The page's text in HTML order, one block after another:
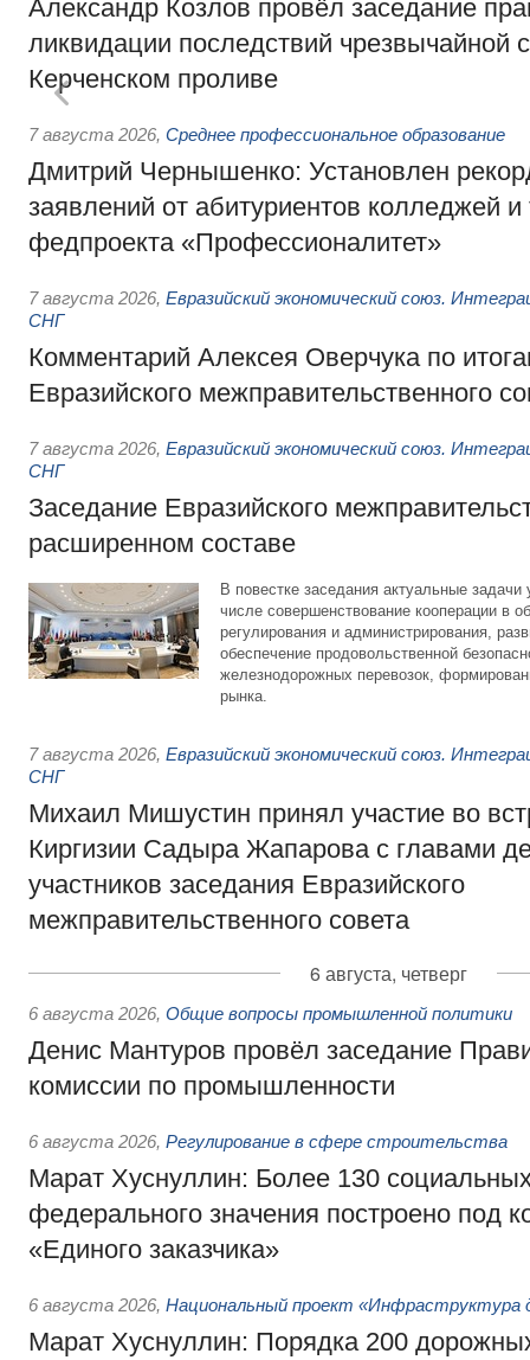
Александр Козлов провёл заседание
ликвидации последствий чрезвычайной
Керченском проливе
7 августа 2026, Среднее профессиональное образование
Дмитрий Чернышенко: Установлен
заявлений от абитуриентов колледжей и
федпроекта «Профессионалитет»
7 августа 2026, Евразийский экономический союз.
СНГ
Комментарий Алексея Оверчука по
Евразийского межправительственного
7 августа 2026, Евразийский экономический союз.
СНГ
Заседание Евразийского
расширенном составе
В повестке заседания актуальные задачи
числе совершенствование кооперации в
регулирования и администрирования,
обеспечение продовольственной
железнодорожных перевозок,
рынка.
7 августа 2026, Евразийский экономический союз.
СНГ
Михаил Мишустин принял участие во
Киргизии Садыра Жапарова с главами
участников заседания Евразийского
межправительственного совета
6 августа, четверг
6 августа 2026, Общие вопросы промышленной политики
Денис Мантуров провёл заседание
комиссии по промышленности
6 августа 2026, Регулирование в сфере строительства
Марат Хуснуллин: Более 130
федерального значения построено под
«Единого заказчика»
6 августа 2026, Национальный проект «Инфраструктура
Марат Хуснуллин: Порядка 200